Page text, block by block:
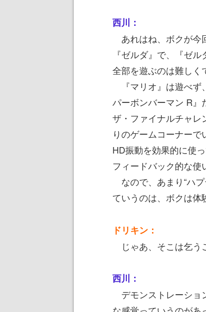
西川：
あれはね、ボクが今
『ゼルダ』で、『ゼ
全部を遊ぶのは難しく
『マリオ』は遊べず
パーボンバーマン R』
ザ・ファイナルチャレ
りのゲームコーナー
HD振動を効果的に使
フィードバック的な使
なので、あまり“ハ
ていうのは、ボクは体
ドリキン：
じゃあ、そこは乞う
西川：
デモンストレーショ